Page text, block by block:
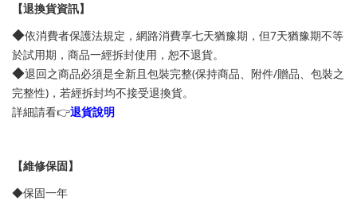
【退換貨資訊】
◆依消費者保護法規定，網路消費享七天猶豫期，但7天猶豫期不等
於試用期，商品一經拆封使用，恕不退貨。
◆退回之商品必須是全新且包裝完整(保持商品、附件/贈品、包裝之
完整性)，若經拆封均不接受退換貨。
詳細請看👉退貨說明
【維修保固】
◆保固一年